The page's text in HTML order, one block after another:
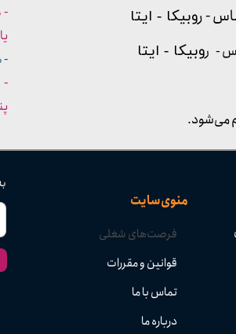
منوی سایت
فرصت‌های شغلی
قوانین و مقررات
تماس با ما
درباره ما
- روبیکا - ایتا
-
-
- روبیکا - ایتا
می‌شود.